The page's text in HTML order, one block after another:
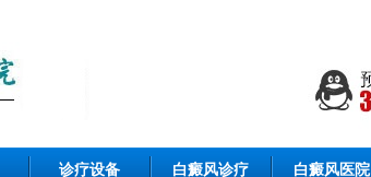
诊疗设备 白癜风诊疗 白癜风医院